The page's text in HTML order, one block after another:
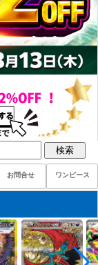
検索
お問合せ ワンピース